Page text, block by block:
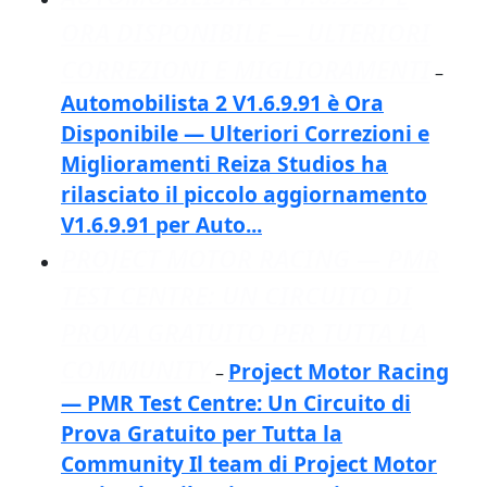
–
Automobilista 2 V1.6.9.91 è Ora
Disponibile — Ulteriori Correzioni e
Miglioramenti Reiza Studios ha
rilasciato il piccolo aggiornamento
V1.6.9.91 per Auto...
– Project Motor Racing
— PMR Test Centre: Un Circuito di
Prova Gratuito per Tutta la
Community Il team di Project Motor